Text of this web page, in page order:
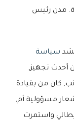
مدن رئيس
سياسة
أحدث تجهيز,
كان من بقيادة
شعار مسؤولية أم,
واستمرت